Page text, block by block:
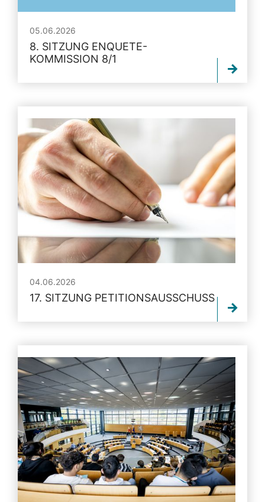
05.06.2026
8. SITZUNG ENQUETE-
KOMMISSION 8/1
04.06.2026
17. SITZUNG PETITIONSAUSSCHUSS